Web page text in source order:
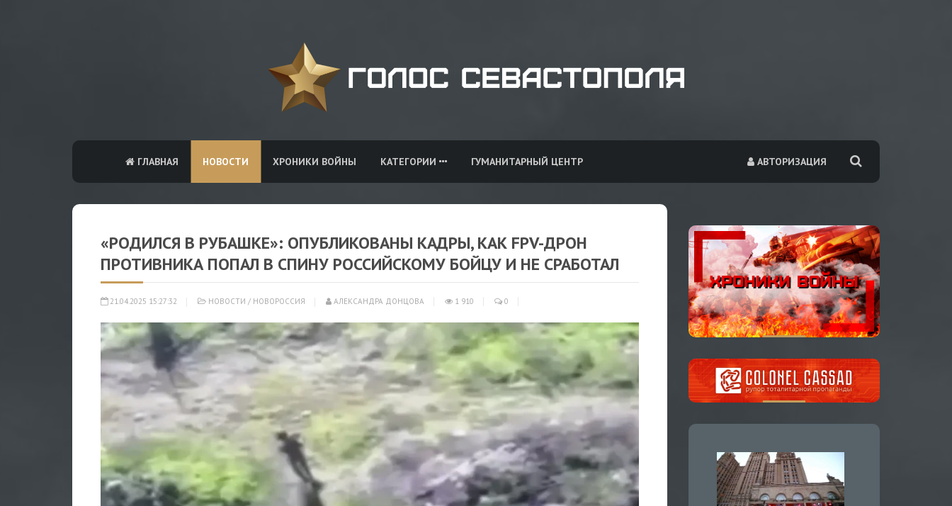
АВТОРИЗАЦИЯ
ГЛАВНАЯ НОВОСТИ ХРОНИКИ ВОЙНЫ КАТЕГОРИИ ГУМАНИТАРНЫЙ ЦЕНТР
«РОДИЛСЯ В РУБАШКЕ»: ОПУБЛИКОВАНЫ КАДРЫ, КАК FPV-ДРОН
ПРОТИВНИКА ПОПАЛ В СПИНУ РОССИЙСКОМУ БОЙЦУ И НЕ СРАБОТАЛ
21.04.2025 15:27:32 НОВОСТИ / НОВОРОССИЯ АЛЕКСАНДРА ДОНЦОВА 1 910 0